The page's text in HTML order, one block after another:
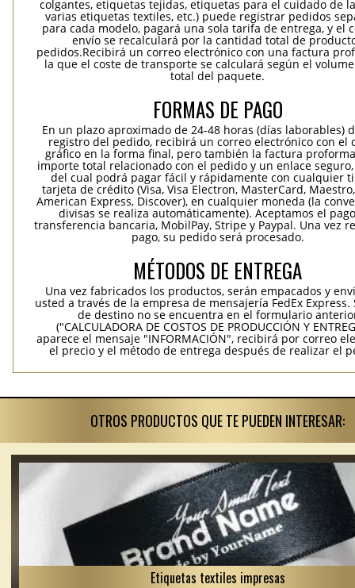
colgantes, etiquetas tejidas, etiquetas para el cuidado de
varias etiquetas textiles, etc.) puede registrar pedidos
para cada modelo, pagará una sola tarifa de entrega, y el
envío se recalculará por la cantidad total de
pedidos.Recibirá un correo electrónico con una factura
la que el coste de transporte se calculará según el
total del paquete.
FORMAS DE PAGO
En un plazo aproximado de 24-48 horas (días laborables)
registro del pedido, recibirá un correo electrónico con el
gráfico en la forma final, pero también la factura
importe total relacionado con el pedido y un enlace
del cual podrá pagar fácil y rápidamente con cualquier
tarjeta de crédito (Visa, Visa Electron, MasterCard,
American Express, Discover), en cualquier moneda (la
divisas se realiza automáticamente). Aceptamos el
transferencia bancaria, MobilPay, Stripe y Paypal. Una vez
pago, su pedido será procesado.
MÉTODOS DE ENTREGA
Una vez fabricados los productos, serán empacados y
usted a través de la empresa de mensajería FedEx Express.
de destino no se encuentra en el formulario
("CALCULADORA DE COSTOS DE PRODUCCIÓN Y
aparece el mensaje "INFORMACIÓN", recibirá por correo
el precio y el método de entrega después de realizar el
OTROS PRODUCTOS QUE TE PUEDEN INTERESAR:
Etiquetas textiles impresas